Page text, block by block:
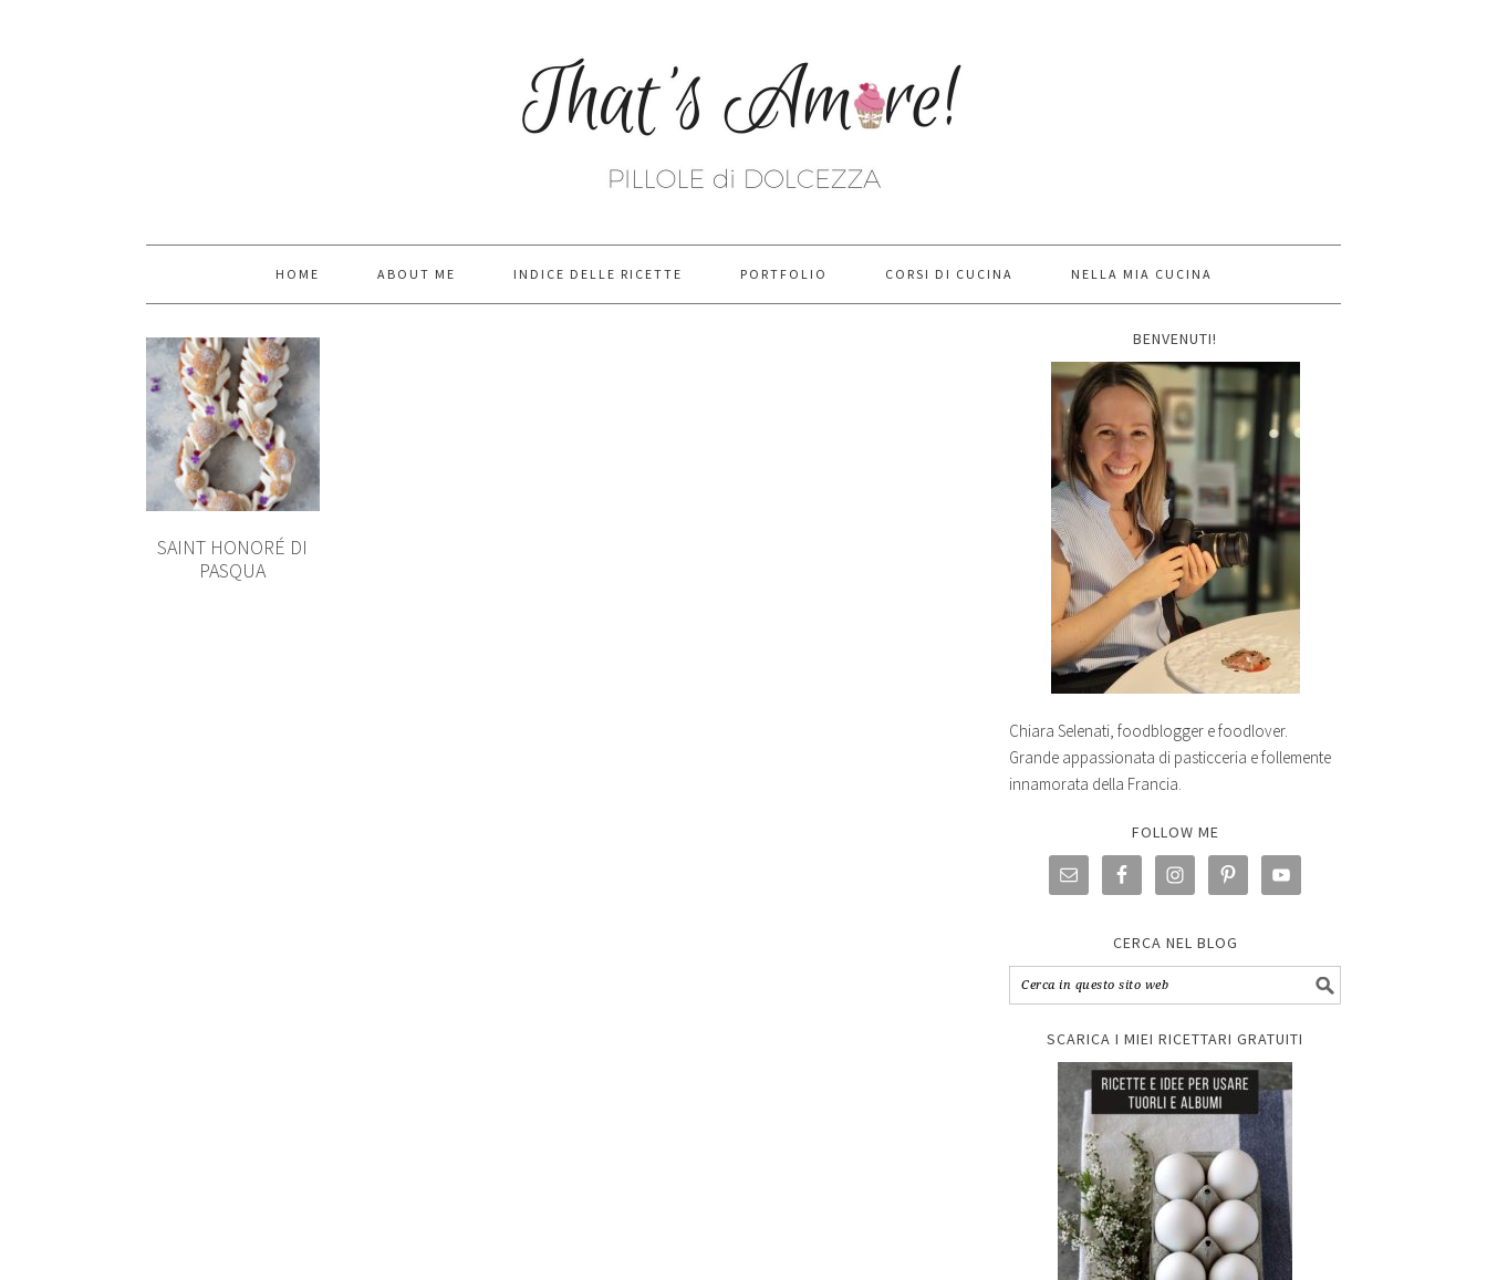
HOME ABOUT ME INDICE DELLE RICETTE PORTFOLIO CORSI DI CUCINA NELLA MIA CUCINA
SAINT HONORÉ DI
PASQUA
BENVENUTI!
Chiara Selenati, foodblogger e foodlover.
Grande appassionata di pasticceria e follemente
innamorata della Francia.
FOLLOW ME
CERCA NEL BLOG
SCARICA I MIEI RICETTARI GRATUITI